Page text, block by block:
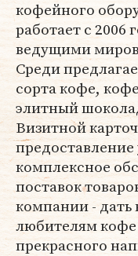
кофейного
работает с 2006
ведущими
Среди
сорта кофе,
элитный
Визитной
предоставление
комплексное
поставок
компании - дать
любителям кофе
прекрасного